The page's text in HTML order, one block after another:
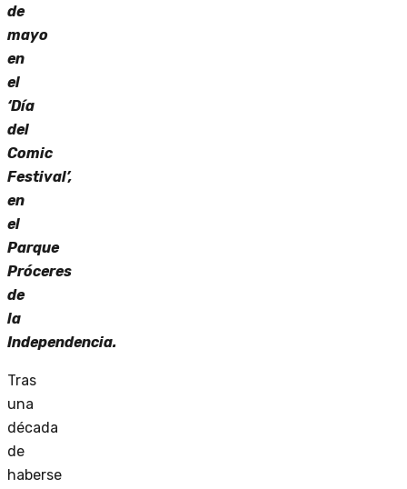
de
mayo
en
el
‘Día
del
Comic
Festival’,
en
el
Parque
Próceres
de
la
Independencia.
Tras
una
década
de
haberse